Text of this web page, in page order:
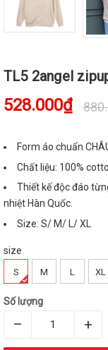
TL5 2angel
528.000₫
Form áo chuẩn
Chất liệu: 100%
Thiết kế độc đáo
nhiệt Hàn Quốc.
Size: S/ M/ L/ XL
size
S M L XL
Số lượng
– +